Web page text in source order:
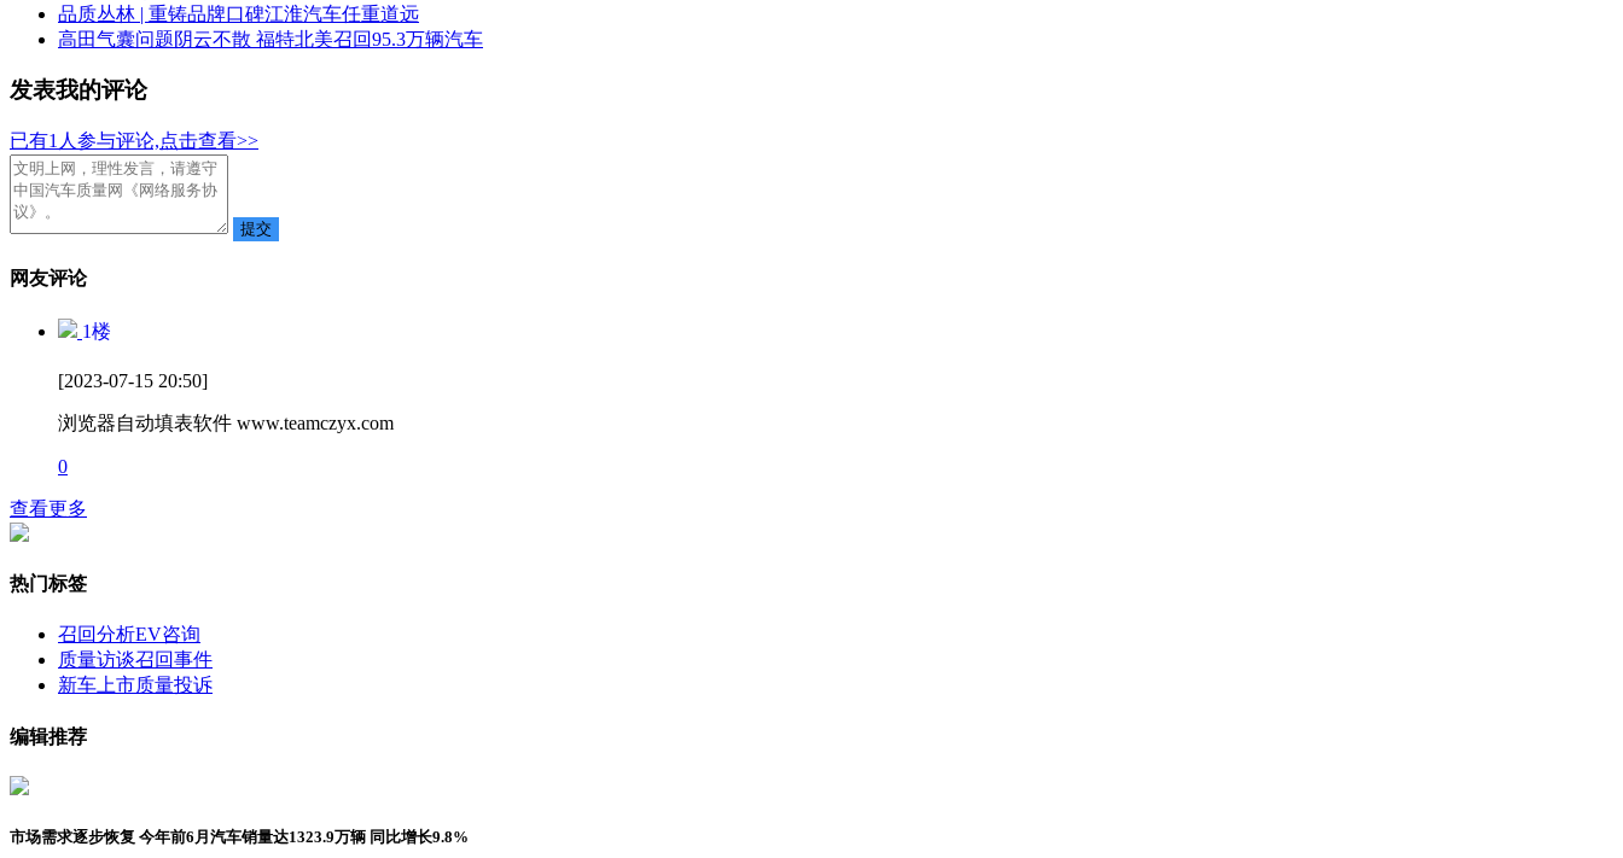
品质丛林 | 重铸品牌口碑江淮汽车任重道远
高田气囊问题阴云不散 福特北美召回95.3万辆汽车
发表我的评论
已有1 人参与评论,点击查看>>
网友评论
1楼
[2023-07-15 20:50]
浏览器自动填表软件 www.teamczyx.com
0
查看更多
热门标签
召回分析EV咨询
质量访谈召回事件
新车上市质量投诉
编辑推荐
市场需求逐步恢复 今年前6月汽车销量达1323.9万辆 同比增长9.8%